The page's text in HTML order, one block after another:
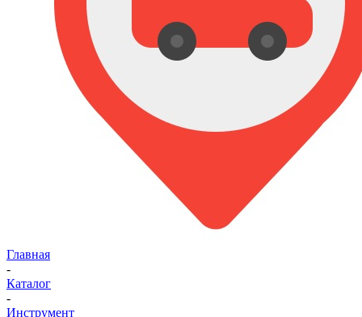
Главная
-
Каталог
-
Инструмент